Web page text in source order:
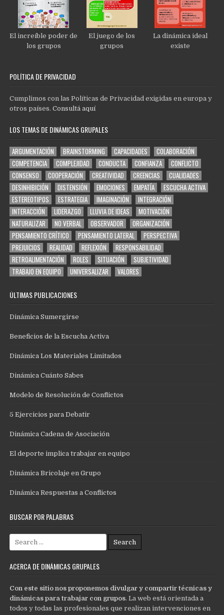
El increíble poder de
los grupos
El juego de los
grupos
La dinámica ideal
existe
POLÍTICA DE PRIVACIDAD
Cumplimos con las Políticas de Privacidad exigidas en europa y
otros países.Consultá aquí
LOS TEMAS DE DINÁMICAS GRUPALES
ARGUMENTACIÓN BRAINSTORMING CAPACIDADES
COLABORACIÓN
COMPETENCIA
COMPLEJIDAD CONDUCTA CONFIANZA
CONFLICTO
CONSENSO
COOPERACIÓN CREATIVIDAD CREENCIAS
CUALIDADES
DESINHIBICIÓN
DISTENSIÓN EMOCIONES EMPATÍA
ESCUCHA ACTIVA
ESTEREOTIPOS
ESTRATEGIA IMAGINACIÓN
INTEGRACIÓN
INTERACCIÓN
LIDERAZGO LLUVIA DE IDEAS
MOTIVACIÓN
NATURALIZAR
NO VERBAL OBSERVADOR
ORGANIZACIÓN
PENSAMIENTO CRÍTICO
PENSAMIENTO LATERAL
PERSPECTIVA
PREJUICIOS
REALIDAD REFLEXIÓN
RESPONSABILIDAD
RETROALIMENTACIÓN
ROLES SITUACIÓN
SUBJETIVIDAD
TRABAJO EN EQUIPO
UNIVERSALIZAR VALORES
ÚLTIMAS PUBLICACIONES
Dinámica Sumergirse
Beneficios de la Escucha Activa
Dinámica Los Materiales Limitados
Dinámica Cuánto Sabes
Modelo de Resolución de Conflictos
5 Ejercicios para Debatir
Dinámica Cadena de Asociación
El deporte implica trabajar en equipo
Dinámica Bricolaje en Grupo
Dinámica Respuestas a Conflictos
BUSCAR POR PALABRAS
Search
for:
ACERCA DE DINÁMICAS GRUPALES
Con este sitio nos proponemos divulgar y compartir técnicas y
dinámicas para trabajar con grupos. La web está orientada a
todos y todas las profesionales que realizan intervenciones en